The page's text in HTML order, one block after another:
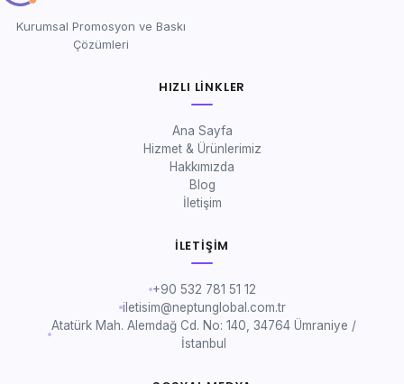
Kurumsal Promosyon ve Baskı
Çözümleri
HIZLI LINKLER
Ana Sayfa
Hizmet & Ürünlerimiz
Hakkımızda
Blog
İletişim
İLETIŞIM
+90 532 781 51 12
iletisim@neptunglobal.com.tr
Atatürk Mah. Alemdağ Cd. No: 140, 34764 Ümraniye /
İstanbul